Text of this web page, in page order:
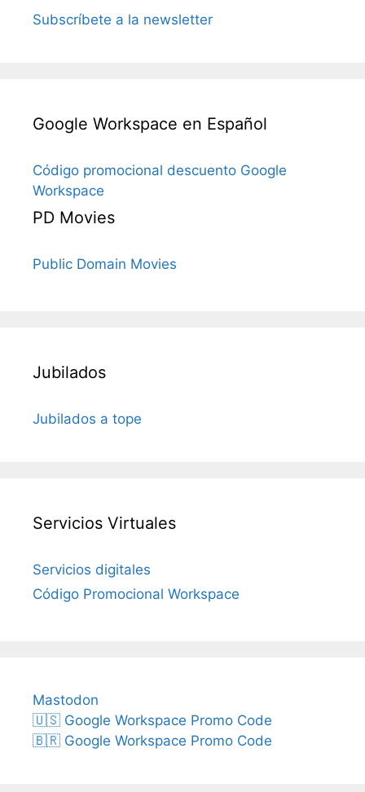
Subscríbete a la newsletter
Google Workspace en Español
Código promocional descuento Google
Workspace
PD Movies
Public Domain Movies
Jubilados
Jubilados a tope
Servicios Virtuales
Servicios digitales
Código Promocional Workspace
Mastodon
🇺🇸 Google Workspace Promo Code
🇧🇷 Google Workspace Promo Code